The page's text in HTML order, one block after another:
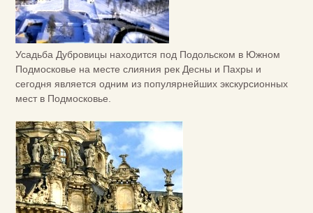
Усадьба Дубровицы находится под Подольском в Южном
Подмосковье на месте слияния рек Десны и Пахры и
сегодня является одним из популярнейших экскурсионных
мест в Подмосковье.